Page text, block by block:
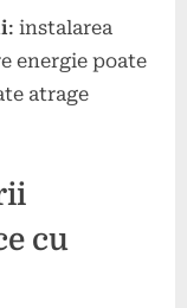
: instalarea
energie poate
atrage
cu